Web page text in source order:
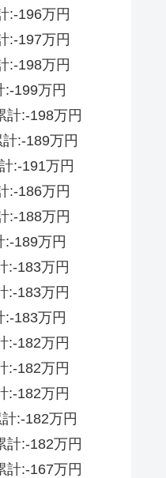
:-196万円
:-197万円
:-198万円
199万円
:-198万円
:-189万円
:-191万円
:-186万円
:-188万円
189万円
:-183万円
:-183万円
183万円
:-182万円
:-182万円
:-182万円
:-182万円
:-182万円
:-167万円